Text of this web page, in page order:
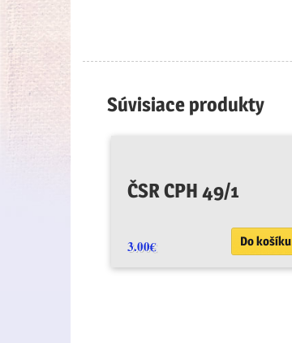
Súvisiace produkty
ČSR CPH 49/1
3.00€ Do košíku